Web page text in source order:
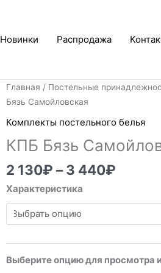
Новинки Распродажа
Главная / Постельные
Бязь Самойловская
Комплекты постельного белья
КПБ Бязь
2 130₽ – 3 440₽
2
130₽
–
Характеристика
Выберите опцию для просмотра